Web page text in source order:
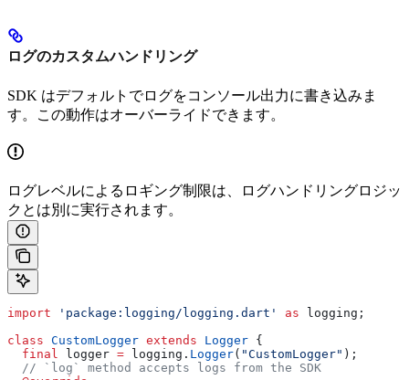
ログのカスタムハンドリング
SDK はデフォルトでログをコンソール出力に書き込みま
す。この動作はオーバーライドできます。
ログレベルによるロギング制限は、ログハンドリングロジッ
クとは別に実行されます。
import 'package:logging/logging.dart' as logging;
class CustomLogger extends Logger {
  final
logger = logging. Logger( "CustomLogger" );
  // `log` method accepts logs from the SDK